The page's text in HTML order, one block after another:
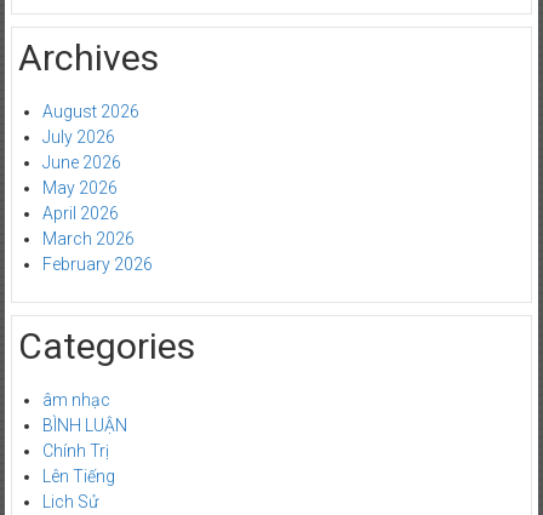
Archives
August 2026
July 2026
June 2026
May 2026
April 2026
March 2026
February 2026
Categories
âm nhạc
BÌNH LUẬN
Chính Trị
Lên Tiếng
Lich Sử